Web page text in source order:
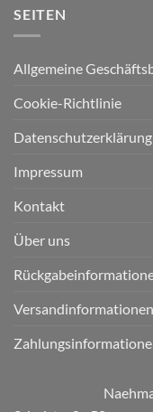
SEITEN
Allgemeine
Cookie-Richtlinie
Datenschutzerklärung
Impressum
Kontakt
Über uns
Versandinformationen